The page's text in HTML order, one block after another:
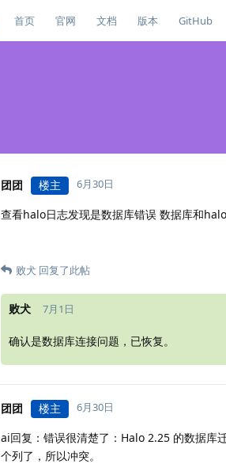
首页 官网 文档 版本 GitHub
团团 楼主 6月30日
查看halo日志发现是数据库错误 数据库和
败犬 回复了此帖
败犬 7月1日
确认是数据库连接问题，已恢复。
团团 楼主 6月30日
ai回复：错误很清楚了：Halo 2.25 的数据
个列了，所以冲突。